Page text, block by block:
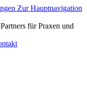
Zur Hauptnavigation
für Praxen und